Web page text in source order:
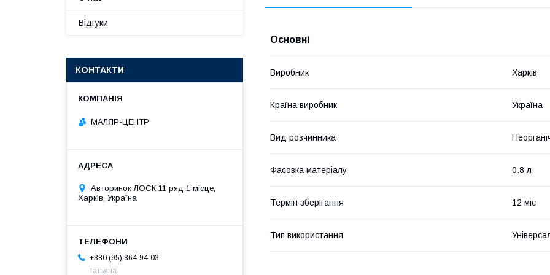
Основні
Виробник Харків
Країна виробник Україна
Вид розчинника
Фасовка матеріалу 0.8 л
Термін зберігання 12 міс
Тип використання
Відгуки
КОНТАКТИ
МАЛЯР-ЦЕНТР
Авторинок ЛОСК 11 ряд 1 місце,
Харків, Україна
+380 (95) 864-94-03
Татьяна